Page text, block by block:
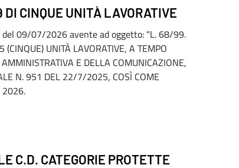
CINQUE UNITÀ LAVORATIVE
09/07/2026 avente ad oggetto: "L. 68/99.
UNITÀ LAVORATIVE, A TEMPO
E DELLA COMUNICAZIONE,
N. 951 DEL 22/7/2025, COSÌ COME
2026.
C.D. CATEGORIE PROTETTE